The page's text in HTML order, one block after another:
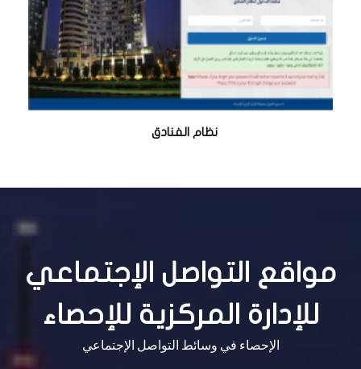
نظام الفنادق
مواقع التواصل الإجتماعي
للإدارة المركزية للإحصاء
الإحصاء في وسائط التواصل الإجتماعي